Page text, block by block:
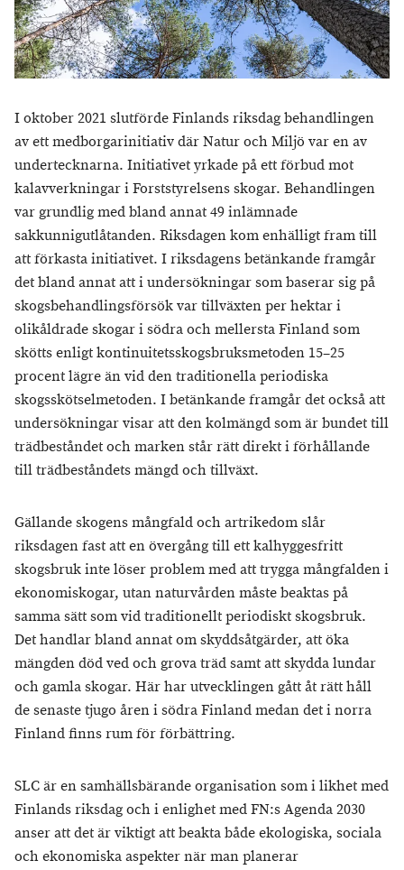
I oktober 2021 slutförde Finlands riksdag behandlingen
av ett medborgarinitiativ där Natur och Miljö var en av
undertecknarna. Initiativet yrkade på ett förbud mot
kalavverkningar i Forststyrelsens skogar. Behandlingen
var grundlig med bland annat 49 inlämnade
sakkunnigutlåtanden. Riksdagen kom enhälligt fram till
att förkasta initiativet. I riksdagens betänkande framgår
det bland annat att i undersökningar som baserar sig på
skogsbehandlingsförsök var tillväxten per hektar i
olikåldrade skogar i södra och mellersta Finland som
skötts enligt kontinuitetsskogsbruksmetoden 15–25
procent lägre än vid den traditionella periodiska
skogsskötselmetoden. I betänkande framgår det också att
undersökningar visar att den kolmängd som är bundet till
trädbeståndet och marken står rätt direkt i förhållande
till trädbeståndets mängd och tillväxt.
Gällande skogens mångfald och artrikedom slår
riksdagen fast att en övergång till ett kalhyggesfritt
skogsbruk inte löser problem med att trygga mångfalden i
ekonomiskogar, utan naturvården måste beaktas på
samma sätt som vid traditionellt periodiskt skogsbruk.
Det handlar bland annat om skyddsåtgärder, att öka
mängden död ved och grova träd samt att skydda lundar
och gamla skogar. Här har utvecklingen gått åt rätt håll
de senaste tjugo åren i södra Finland medan det i norra
Finland finns rum för förbättring.
SLC är en samhällsbärande organisation som i likhet med
Finlands riksdag och i enlighet med FN:s Agenda 2030
anser att det är viktigt att beakta både ekologiska, sociala
och ekonomiska aspekter när man planerar